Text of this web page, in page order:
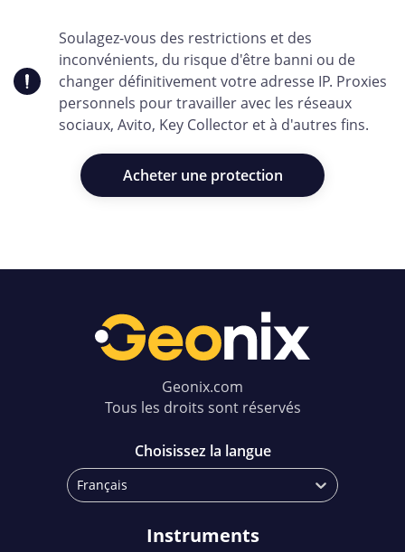
Soulagez-vous des restrictions et des
inconvénients, du risque d'être banni ou de
changer définitivement votre adresse IP. Proxies
personnels pour travailler avec les réseaux
sociaux, Avito, Key Collector et à d'autres fins.
Acheter une protection
Geonix.com
Tous les droits sont réservés
Choisissez la langue
Français
Instruments